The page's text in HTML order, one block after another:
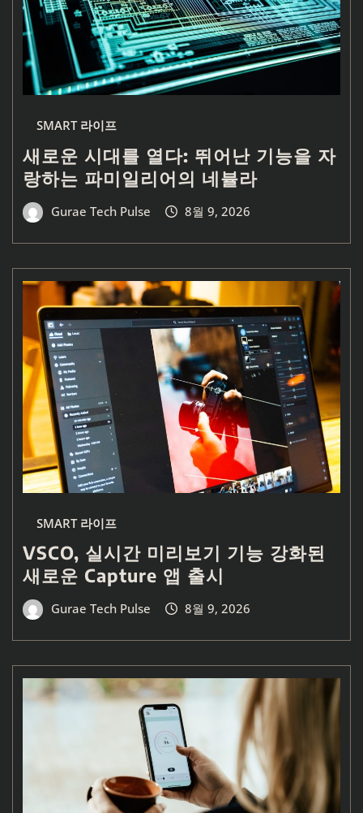
SMART 라이프
새로운 시대를 열다: 뛰어난 기능을 자
랑하는 파미일리어의 네뷸라
Gurae Tech Pulse 8월 9, 2026
SMART 라이프
VSCO, 실시간 미리보기 기능 강화된
새로운 Capture 앱 출시
Gurae Tech Pulse 8월 9, 2026